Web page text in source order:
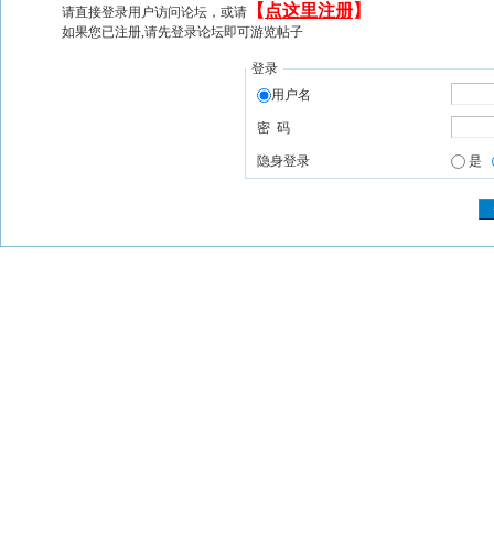
请直接登录用户访问论坛，或请 【 点这里注册】
如果您已注册,请先登录论坛即可游览帖子
登录
用户名
密 码
隐身登录 是